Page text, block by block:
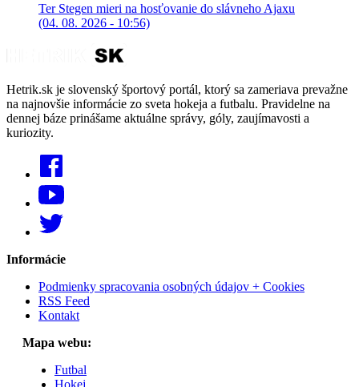
Ter Stegen mieri na hosťovanie do slávneho Ajaxu
(04. 08. 2026 - 10:56)
Hetrik.sk je slovenský športový portál, ktorý sa zameriava prevažne
na najnovšie informácie zo sveta hokeja a futbalu. Pravidelne na
dennej báze prinášame aktuálne správy, góly, zaujímavosti a
kuriozity.
Informácie
Podmienky spracovania osobných údajov + Cookies
RSS Feed
Kontakt
Mapa webu:
Futbal
Hokej